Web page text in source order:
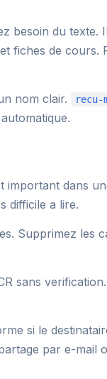
besoin du
fiches de
nom clair. recu-
important dans
difficile a lire.
Supprimez
sans
si le
par e-mail